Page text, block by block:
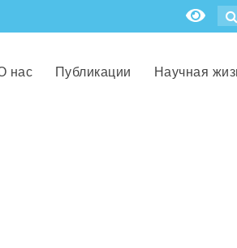
нас Публикации Научная